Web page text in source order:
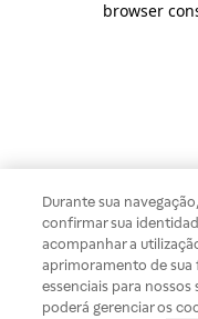
browser
Durante sua
confirmar sua
acompanhar a
aprimoramento de sua
essenciais para
poderá gerenciar os